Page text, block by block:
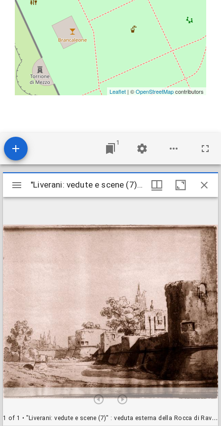
Leaflet | ©OpenStreetMapcontributors
1
Mirador
"Liverani: vedute e scene (7)" : veduta esterna della Rocca di Ravenna come nel 1847
1 of 1 • "Liverani: vedute e scene (7)" : veduta esterna della Rocca di Ravenna come nel 1847
"Liverani: vedute e scene (7)" : veduta esterna della Rocca di Ravenna come nel 1847